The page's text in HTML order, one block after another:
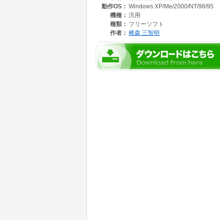
データ入力には、定式化したモデルを、ほぼ
動作OS： Windows XP/Me/2000/NT/98/95
機種： 汎用
種類： フリーソフト
作者： 椎森 三智明